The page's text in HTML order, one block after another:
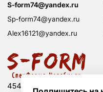
454008 Россия, г.
s-form74@yandex.ru
sp-form74@yandex.ru
alex16121@yandex.ru